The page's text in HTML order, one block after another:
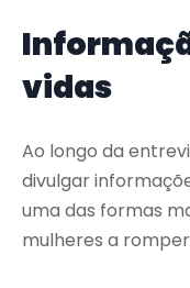
vidas
Ao longo da
divulgar
uma das formas
mulheres a